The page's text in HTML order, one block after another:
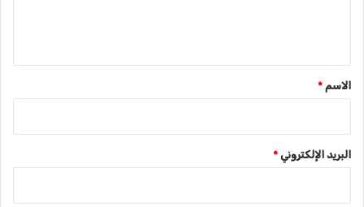
*الاسم *
البريد الإلكتروني *